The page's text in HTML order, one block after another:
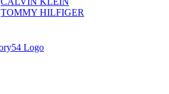
TOMMY HILFIGER